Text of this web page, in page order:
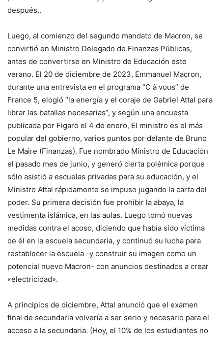
después..
Luego, al comienzo del segundo mandato de Macron, se
convirtió en Ministro Delegado de Finanzas Públicas,
antes de convertirse en Ministro de Educación este
verano. El 20 de diciembre de 2023, Emmanuel Macron,
durante una entrevista en el programa “C à vous” de
France 5, elogió “la energía y el coraje de Gabriel Attal para
librar las batallas necesarias”, y según una encuesta
publicada por Figaro el 4 de enero, El ministro es el más
popular del gobierno, varios puntos por delante de Bruno
Le Maire (Finanzas). Fue nombrado Ministro de Educación
el pasado mes de junio, y generó cierta polémica porque
sólo asistió a escuelas privadas para su educación, y el
Ministro Attal rápidamente se impuso jugando la carta del
poder. Su primera decisión fue prohibir la abaya, la
vestimenta islámica, en las aulas. Luego tomó nuevas
medidas contra el acoso, diciendo que había sido víctima
de él en la escuela secundaria, y continuó su lucha para
restablecer la escuela -y construir su imagen como un
potencial nuevo Macron- con anuncios destinados a crear
«electricidad».
A principios de diciembre, Attal anunció que el examen
final de secundaria volvería a ser serio y necesario para el
acceso a la secundaria. (Hoy, el 10% de los estudiantes no